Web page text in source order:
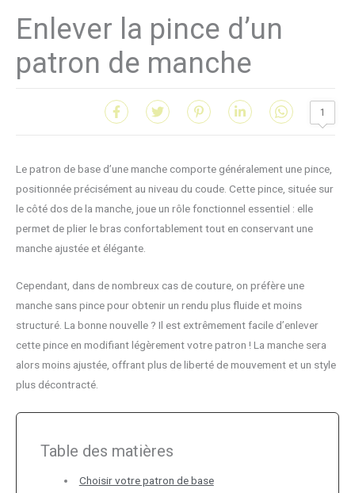
Enlever la pince d’un
patron de manche
1
Le patron de base d’une manche comporte généralement une pince,
positionnée précisément au niveau du coude. Cette pince, située sur
le côté dos de la manche, joue un rôle fonctionnel essentiel : elle
permet de plier le bras confortablement tout en conservant une
manche ajustée et élégante.
Cependant, dans de nombreux cas de couture, on préfère une
manche sans pince pour obtenir un rendu plus fluide et moins
structuré. La bonne nouvelle ? Il est extrêmement facile d’enlever
cette pince en modifiant légèrement votre patron ! La manche sera
alors moins ajustée, offrant plus de liberté de mouvement et un style
plus décontracté.
Table des matières
Choisir votre patron de base